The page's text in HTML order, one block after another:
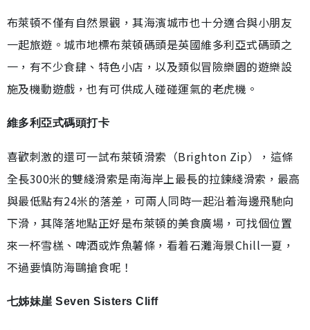
布萊頓不僅有自然景觀，其海濱城市也十分適合與小朋友
一起旅遊。城市地標布萊頓碼頭是英國維多利亞式碼頭之
一，有不少食肆、特色小店，以及類似冒險樂園的遊樂設
施及機動遊戲，也有可供成人碰碰運氣的老虎機。
維多利亞式碼頭打卡
喜歡刺激的還可一試布萊頓滑索（Brighton Zip），這條
全長300米的雙綫滑索是南海岸上最長的拉鍊綫滑索，最高
與最低點有24米的落差，可兩人同時一起沿着海邊飛馳向
下滑，其降落地點正好是布萊頓的美食廣場，可找個位置
來一杯雪榚、啤酒或炸魚薯條，看着石灘海景Chill一夏，
不過要慎防海鷗搶食呢！
七姊妹崖 Seven Sisters Cliff